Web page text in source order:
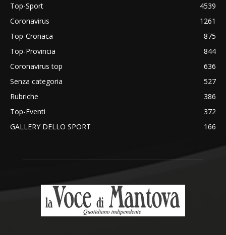
Top-Sport
4539
Coronavirus
1261
Top-Cronaca
875
Top-Provincia
844
Coronavirus top
636
Senza categoria
527
Rubriche
386
Top-Eventi
372
GALLERY DELLO SPORT
166